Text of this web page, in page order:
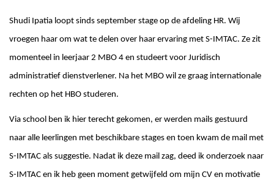
Shudi Ipatia loopt sinds september stage op de afdeling HR. Wij
vroegen haar om wat te delen over haar ervaring met S-IMTAC. Ze zit
momenteel in leerjaar 2 MBO 4 en studeert voor Juridisch
administratief dienstverlener. Na het MBO wil ze graag internationale
rechten op het HBO studeren.
Via school ben ik hier terecht gekomen, er werden mails gestuurd
naar alle leerlingen met beschikbare stages en toen kwam de mail met
S-IMTAC als suggestie. Nadat ik deze mail zag, deed ik onderzoek naar
S-IMTAC en ik heb geen moment getwijfeld om mijn CV en motivatie